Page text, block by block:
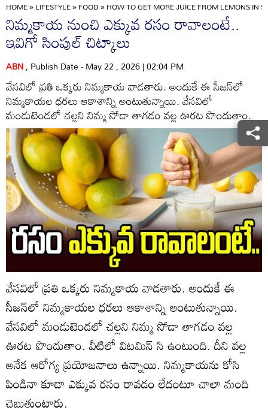
HOME»LIFESTYLE»FOOD»HOW TO GET MORE JUICE FROM LEMONS IN
నిమ్మకాయ నుంచి ఎక్కువ రసం రావాలంటే..
ఇవిగో సింపుల్ చిట్కాలు
ABN, Publish Date - May 22 , 2026 | 02:04 PM
వేసవిలో ప్రతి ఒక్కరు నిమ్మకాయ వాడతారు. అందుకే ఈ సీజన్‌లో
నిమ్మకాయల ధరలు ఆకాశాన్ని అంటుతున్నాయి. వేసవిలో
మండుటెండలో చల్లని నిమ్మ సోడా తాగడం వల్ల ఊరట పొందుతాం.
వేసవిలో ప్రతి ఒక్కరు నిమ్మకాయ వాడతారు. అందుకే ఈ
సీజన్‌లో నిమ్మకాయల ధరలు ఆకాశాన్ని అంటుతున్నాయి.
వేసవిలో మండుటెండలో చల్లని నిమ్మ సోడా తాగడం వల్ల
ఊరట పొందుతాం. వీటిలో విటమిన్ సి ఉంటుంది. దీని వల్ల
అనేక ఆరోగ్య ప్రయోజనాలు ఉన్నాయి. నిమ్మకాయను కోసి
పిండినా కూడా ఎక్కువ రసం రావడం లేదంటూ చాలా మంది
చెబుతుంటారు.